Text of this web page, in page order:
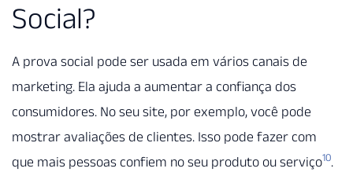
Social?
A prova social pode ser usada em vários canais de
marketing. Ela ajuda a aumentar a confiança dos
consumidores. No seu site, por exemplo, você pode
mostrar avaliações de clientes. Isso pode fazer com
que mais pessoas confiem no seu produto ou serviço10.